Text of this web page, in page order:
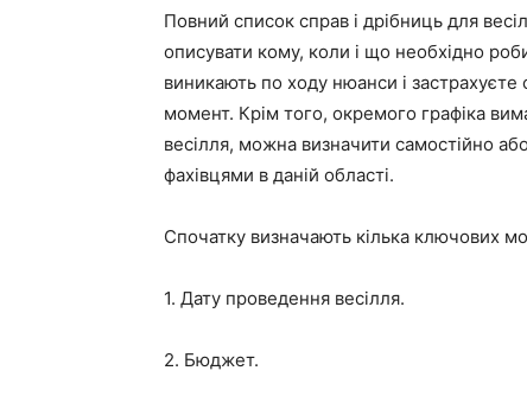
Повний список справ і дрібниць для
описувати кому, коли і що необхідно
виникають по ходу нюанси і
момент. Крім того, окремого графіка
весілля, можна визначити самостійно
фахівцями в даній області.
Спочатку визначають кілька ключових
1. Дату проведення весілля.
2. Бюджет.